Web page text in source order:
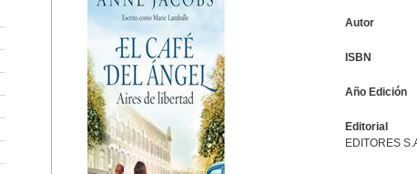
Autor
ISBN
Año Edición
Editorial
EDITORES